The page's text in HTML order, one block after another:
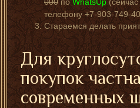
телефону +7-903-749-
Стараемся делать
Для
покупок
современных